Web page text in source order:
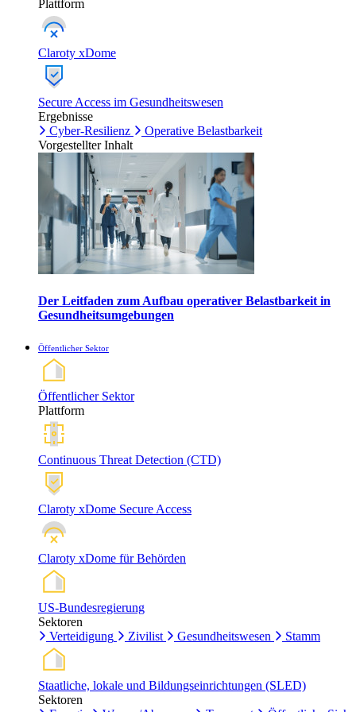
Plattform
Claroty xDome
Secure Access im Gesundheitswesen
Ergebnisse
Cyber-Resilienz
Operative Belastbarkeit
Vorgestellter Inhalt
Der Leitfaden zum Aufbau operativer Belastbarkeit in
Gesundheitsumgebungen
Öffentlicher Sektor
Öffentlicher Sektor
Plattform
Continuous Threat Detection (CTD)
Claroty xDome Secure Access
Claroty xDome für Behörden
US-Bundesregierung
Sektoren
Verteidigung
Zivilist Gesundheitswesen Stamm
Staatliche, lokale und Bildungseinrichtungen (SLED)
Sektoren